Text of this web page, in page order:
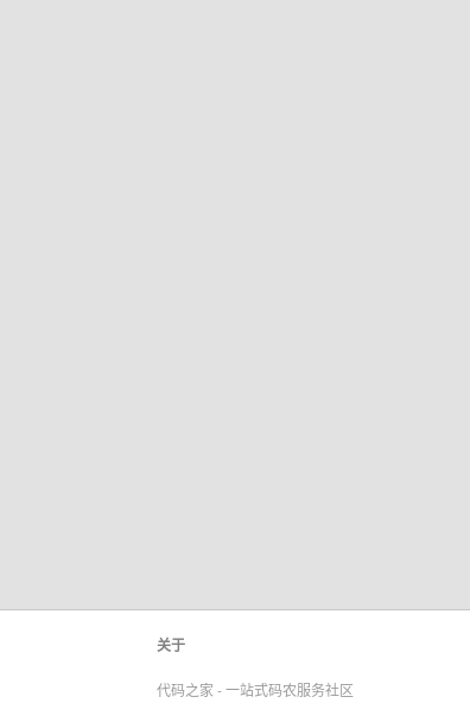
关于
代码之家 - 一站式码农服务社区